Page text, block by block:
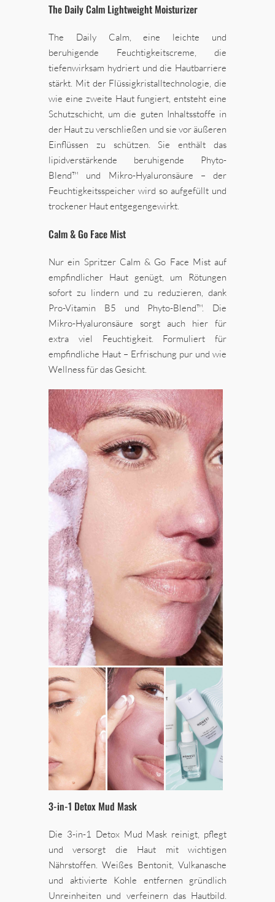
The Daily Calm Lightweight Moisturizer
The Daily Calm, eine leichte und
beruhigende Feuchtigkeitscreme, die
tiefenwirksam hydriert und die Hautbarriere
stärkt. Mit der Flüssigkristalltechnologie, die
wie eine zweite Haut fungiert, entsteht eine
Schutzschicht, um die guten Inhaltsstoffe in
der Haut zu verschließen und sie vor äußeren
Einflüssen zu schützen. Sie enthält das
lipidverstärkende beruhigende Phyto-
Blend™ und Mikro-Hyaluronsäure – der
Feuchtigkeitsspeicher wird so aufgefüllt und
trockener Haut entgegengewirkt.
Calm & Go Face Mist
Nur ein Spritzer Calm & Go Face Mist auf
empfindlicher Haut genügt, um Rötungen
sofort zu lindern und zu reduzieren, dank
Pro-Vitamin B5 und Phyto-Blend™. Die
Mikro-Hyaluronsäure sorgt auch hier für
extra viel Feuchtigkeit. Formuliert für
empfindliche Haut – Erfrischung pur und wie
Wellness für das Gesicht.
3-in-1 Detox Mud Mask
Die 3-in-1 Detox Mud Mask reinigt, pflegt
und versorgt die Haut mit wichtigen
Nährstoffen. Weißes Bentonit, Vulkanasche
und aktivierte Kohle entfernen gründlich
Unreinheiten und verfeinern das Hautbild.